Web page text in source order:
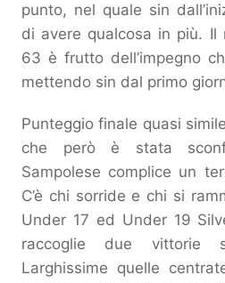
punto, nel quale sin
di avere qualcosa in più.
63 è frutto dell’impegno
mettendo sin dal primo
Punteggio finale quasi
che però è stata
Sampolese complice un
C’è chi sorride e chi si
Under 17 ed Under 19
raccoglie due vittorie
Larghissime quelle